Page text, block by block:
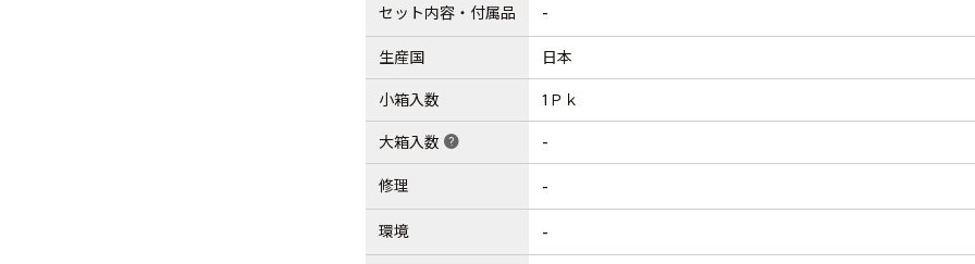
セット内容・付属品 -
生産国 日本
小箱入数 1Ｐｋ
大箱入数 help -
修理 -
環境 -